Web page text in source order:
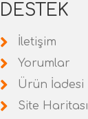
DESTEK
İletişim
Yorumlar
Ürün İadesi
Site Haritası